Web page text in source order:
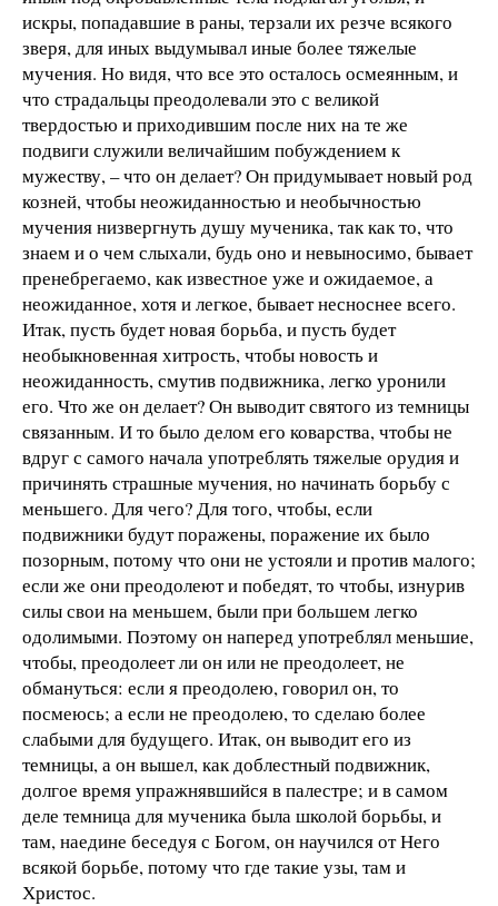
искры, попадавшие в раны, терзали их резче всякого
зверя, для иных выдумывал иные более тяжелые
мучения. Но видя, что все это осталось осмеянным, и
что страдальцы преодолевали это с великой
твердостью и приходившим после них на те же
подвиги служили величайшим побуждением к
мужеству, – что он делает? Он придумывает новый род
козней, чтобы неожиданностью и необычностью
мучения низвергнуть душу мученика, так как то, что
знаем и о чем слыхали, будь оно и невыносимо, бывает
пренебрегаемо, как известное уже и ожидаемое, а
неожиданное, хотя и легкое, бывает несноснее всего.
Итак, пусть будет новая борьба, и пусть будет
необыкновенная хитрость, чтобы новость и
неожиданность, смутив подвижника, легко уронили
его. Что же он делает? Он выводит святого из темницы
связанным. И то было делом его коварства, чтобы не
вдруг с самого начала употреблять тяжелые орудия и
причинять страшные мучения, но начинать борьбу с
меньшего. Для чего? Для того, чтобы, если
подвижники будут поражены, поражение их было
позорным, потому что они не устояли и против малого;
если же они преодолеют и победят, то чтобы, изнурив
силы свои на меньшем, были при большем легко
одолимыми. Поэтому он наперед употреблял меньшие,
чтобы, преодолеет ли он или не преодолеет, не
обмануться: если я преодолею, говорил он, то
посмеюсь; а если не преодолею, то сделаю более
слабыми для будущего. Итак, он выводит его из
темницы, а он вышел, как доблестный подвижник,
долгое время упражнявшийся в палестре; и в самом
деле темница для мученика была школой борьбы, и
там, наедине беседуя с Богом, он научился от Него
всякой борьбе, потому что где такие узы, там и
Христос.